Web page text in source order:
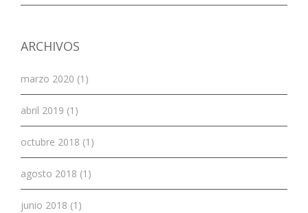
ARCHIVOS
marzo 2020 (1)
abril 2019 (1)
octubre 2018 (1)
agosto 2018 (1)
junio 2018 (1)